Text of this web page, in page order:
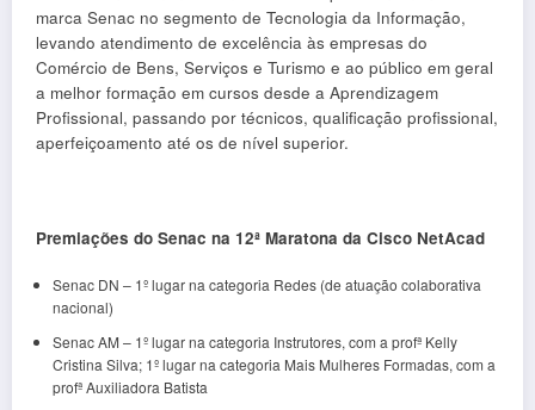
marca Senac no segmento de Tecnologia da Informação,
levando atendimento de excelência às empresas do
Comércio de Bens, Serviços e Turismo e ao público em geral
a melhor formação em cursos desde a Aprendizagem
Profissional, passando por técnicos, qualificação profissional,
aperfeiçoamento até os de nível superior.
Premiações do Senac na 12ª Maratona da Cisco NetAcad
Senac DN – 1º lugar na categoria Redes (de atuação colaborativa
nacional)
Senac AM – 1º lugar na categoria Instrutores, com a profª Kelly
Cristina Silva; 1º lugar na categoria Mais Mulheres Formadas, com a
profª Auxiliadora Batista